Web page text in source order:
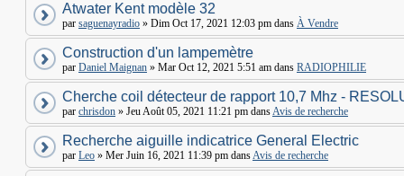
Atwater Kent modèle 32
par saguenayradio » Dim Oct 17, 2021 12:03 pm dans À Vendre
Construction d'un lampemètre
par Daniel Maignan » Mar Oct 12, 2021 5:51 am dans RADIOPHILIE
Cherche coil détecteur de rapport 10,7 Mhz -
par chrisdon » Jeu Août 05, 2021 11:21 pm dansAvis de recherche
Recherche aiguille indicatrice General Electric
par Leo » Mer Juin 16, 2021 11:39 pm dansAvis de recherche